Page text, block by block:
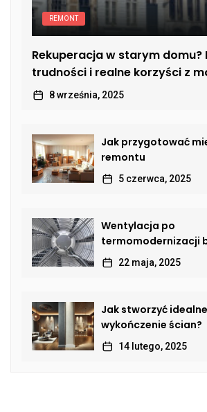
REMONT
Rekuperacja w starym domu?
trudności i realne korzyści z
8 września, 2025
Jak przygotować
remontu
5 czerwca, 2025
Wentylacja po
termomodernizacji
jak przywrócić
powietrza?
22 maja, 2025
Jak stworzyć idealne
wykończenie ścian?
14 lutego, 2025